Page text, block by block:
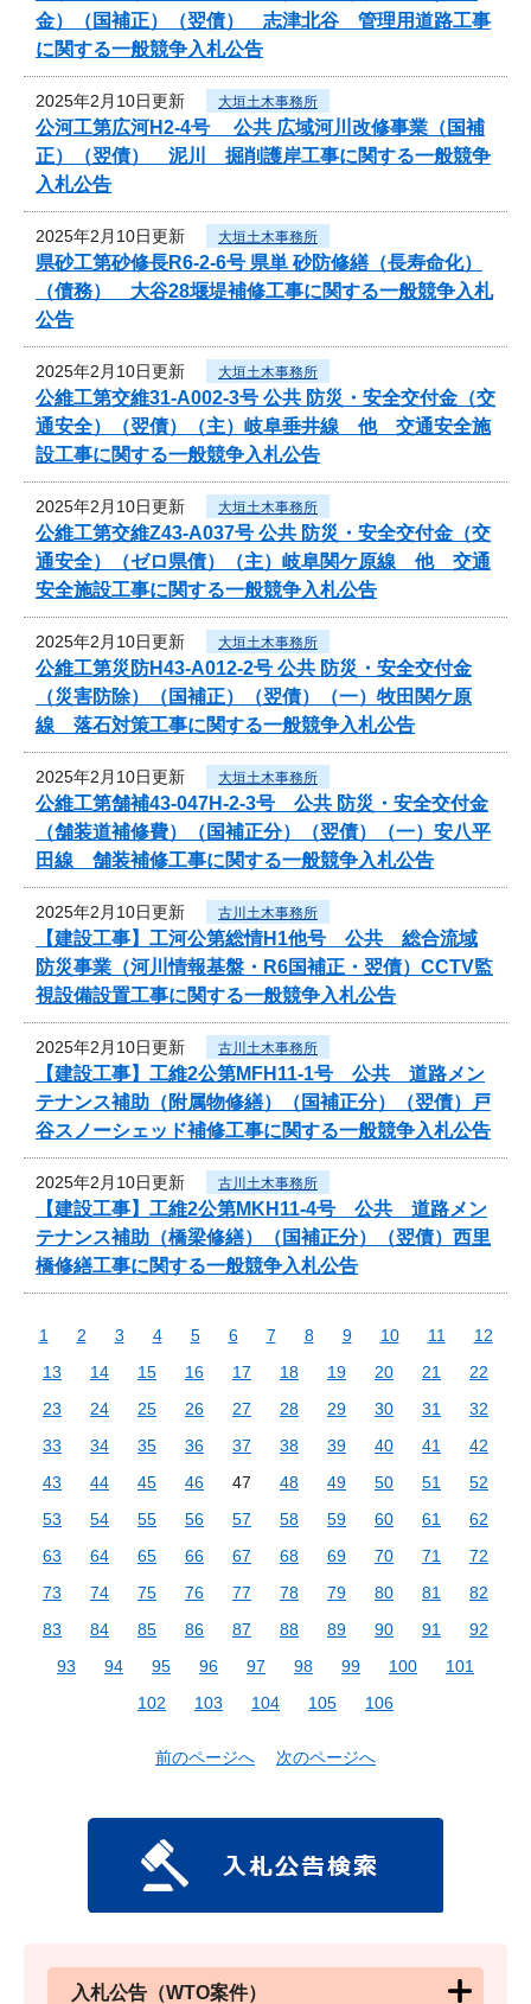
金）（国補正）（翌債） 志津北谷 管理用道路工事
に関する一般競争入札公告
2025年2月10日更新 大垣土木事務所
公河工第広河H2-4号 公共 広域河川改修事業（国補
正）（翌債） 泥川 掘削護岸工事に関する一般競争
入札公告
2025年2月10日更新 大垣土木事務所
県砂工第砂修長R6-2-6号 県単 砂防修繕（長寿命化）
（債務） 大谷28堰堤補修工事に関する一般競争入札
公告
2025年2月10日更新 大垣土木事務所
公維工第交維31-A002-3号 公共 防災・安全交付金（交
通安全）（翌債）（主）岐阜垂井線 他 交通安全施
設工事に関する一般競争入札公告
2025年2月10日更新 大垣土木事務所
公維工第交維Z43-A037号 公共 防災・安全交付金（交
通安全）（ゼロ県債）（主）岐阜関ケ原線 他 交通
安全施設工事に関する一般競争入札公告
2025年2月10日更新 大垣土木事務所
公維工第災防H43-A012-2号 公共 防災・安全交付金
（災害防除）（国補正）（翌債）（一）牧田関ケ原
線 落石対策工事に関する一般競争入札公告
2025年2月10日更新 大垣土木事務所
公維工第舗補43-047H-2-3号 公共 防災・安全交付金
（舗装道補修費）（国補正分）（翌債）（一）安八平
田線 舗装補修工事に関する一般競争入札公告
2025年2月10日更新 古川土木事務所
【建設工事】工河公第総情H1他号 公共 総合流域
防災事業（河川情報基盤・R6国補正・翌債）CCTV監
視設備設置工事に関する一般競争入札公告
2025年2月10日更新 古川土木事務所
【建設工事】工維2公第MFH11-1号 公共 道路メン
テナンス補助（附属物修繕）（国補正分）（翌債）戸
谷スノーシェッド補修工事に関する一般競争入札公告
2025年2月10日更新 古川土木事務所
【建設工事】工維2公第MKH11-4号 公共 道路メン
テナンス補助（橋梁修繕）（国補正分）（翌債）西里
橋修繕工事に関する一般競争入札公告
1 2 3 4 5 6 7 8 9 10 11
12
13
14 15 16 17 18 19 20 21
22
23
24 25 26 27 28 29 30 31
32
33
34 35 36 37 38 39 40 41
42
43
44 45 46 47 48 49 50 51
52
53
54 55 56 57 58 59 60 61
62
63
64 65 66 67 68 69 70 71
72
73
74 75 76 77 78 79 80 81
82
83
84 85 86 87 88 89 90 91
92
93
94 95 96 97 98 99 100
101
102
103 104 105 106
前のページへ 次のページへ
入札公告（WTO案件）